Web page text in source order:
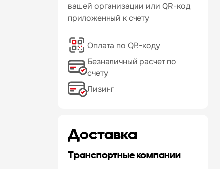
вашей организации или QR-код
приложенный к счету
Оплата по QR-коду
Безналичный расчет по
счету
Лизинг
Доставка
Транспортные компании